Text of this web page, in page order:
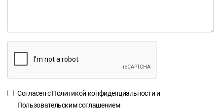
Согласен сПолитикой конфиденциальности и
Пользовательским соглашением